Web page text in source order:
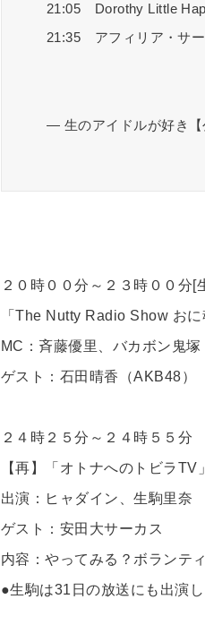
21:05 Dorothy Little
21:35 アフィリア・サ
— 生のアイドルが好き【
２０時００分～２３時００分[
「The Nutty Radio Show おに
MC：斉藤優里、バカボン鬼塚
ゲスト：石田晴香（AKB48）
２４時２５分～２４時５５分
【再】「オトナへのトビラTV
出演：ヒャダイン、生駒里奈
ゲスト：安田大サーカス
内容：やってみる？ボランテ
●生駒は31日の放送にも出演し